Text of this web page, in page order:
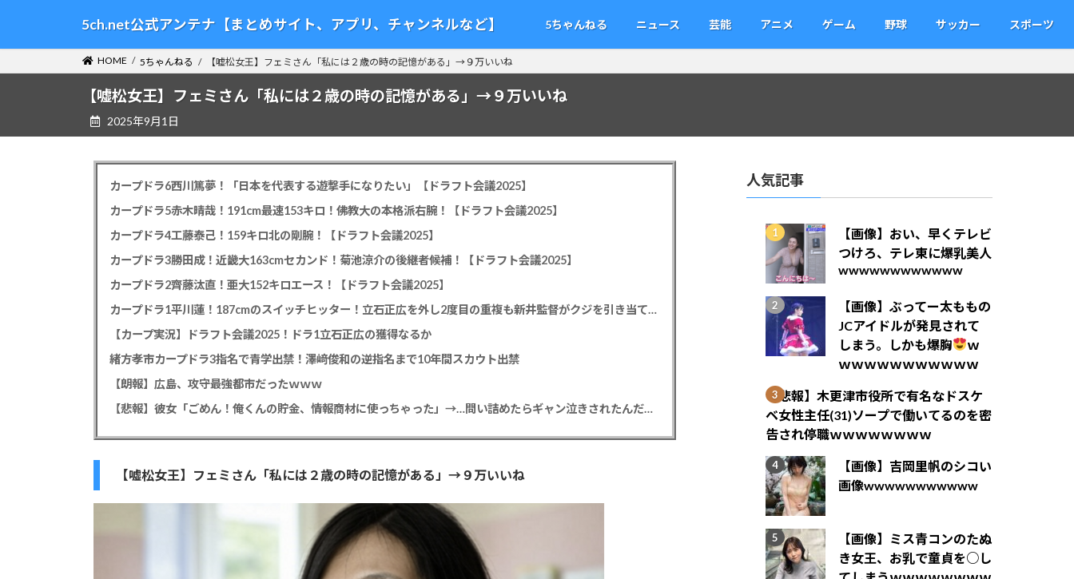
テ
ゲ
5ch.net公式アンテナ【まとめサイト、アプリ、チャンネルなど】 5ちゃんねる ニュース 芸能 アニメ ゲーム 野球 サッカー スポーツ
HOME 5ちゃんねる 【嘘松女王】フェミさん「私には２歳の時の記憶がある」→９万いいね
【嘘松女王】フェミさん「私には２歳の時の記憶がある」→９万いいね
2025年9月1日
カープドラ6西川篤夢！「日本を代表する遊撃手になりたい」【ドラフト会議2025】
カープドラ5赤木晴哉！191cm最速153キロ！佛教大の本格派右腕！【ドラフト会議2025】
カープドラ4工藤泰己！159キロ北の剛腕！【ドラフト会議2025】
カープドラ3勝田成！近畿大163cmセカンド！菊池涼介の後継者候補！【ドラフト会議2025】
カープドラ2齊藤汰直！亜大152キロエース！【ドラフト会議2025】
カープドラ1平川蓮！187cmのスイッチヒッター！立石正広を外し2度目の重複も新井監督がクジを引き当てる！【ドラフト会議2025】
【カープ実況】ドラフト会議2025！ドラ1立石正広の獲得なるか
緒方孝市カープドラ3指名で青学出禁！澤﨑俊和の逆指名まで10年間スカウト出禁
【朗報】広島、攻守最強都市だったｗｗｗ
【悲報】彼女「ごめん！俺くんの貯金、情報商材に使っちゃった」→…問い詰めたらギャン泣きされたんだが俺が悪いのか？
【嘘松女王】フェミさん「私には２歳の時の記憶がある」→９万いいね
人気記事
【画像】おい、早くテレビ
つけろ、テレ東に爆乳美人
wwwwwwwwwwww
【画像】ぶってー太ももの
JCアイドルが発見されて
しまう。しかも爆胸
ｗ
ｗｗｗｗｗｗｗｗｗｗｗ
【悲報】木更津市役所で有名なドスケ
ベ女性主任(31)ソープで働いてるのを密
告され停職ｗｗｗｗｗｗｗｗ
【画像】吉岡里帆のシコい
画像wwwwwwwwwww
【画像】ミス青コンのたぬ
き女王、お乳で童貞を○し